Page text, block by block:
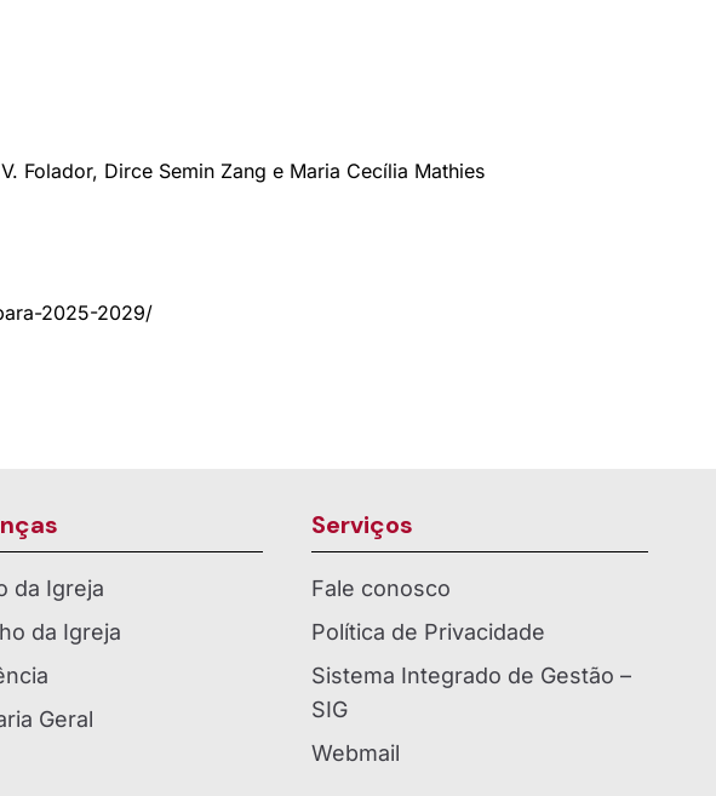
Folador, Dirce Semin Zang e Maria Cecília Mathies
2025-2029/
da Igreja
da Igreja
Geral
Serviços
Fale conosco
Política de Privacidade
Sistema Integrado de Gestão –
SIG
Webmail